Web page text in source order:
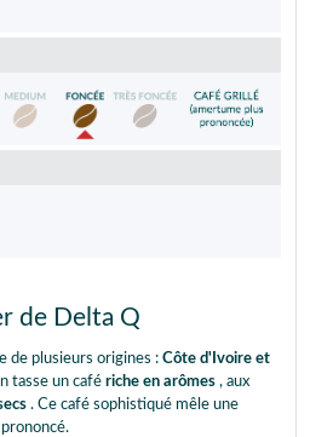
de Delta Q
de plusieurs origines : Côte d'Ivoire et
tasse un café riche en arômes , aux
. Ce café sophistiqué mêle une